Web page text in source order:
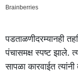
पडताळणीदरम्यानही
पंचासमक्ष स्पष्ट झाले.
सापळा कारवाईत